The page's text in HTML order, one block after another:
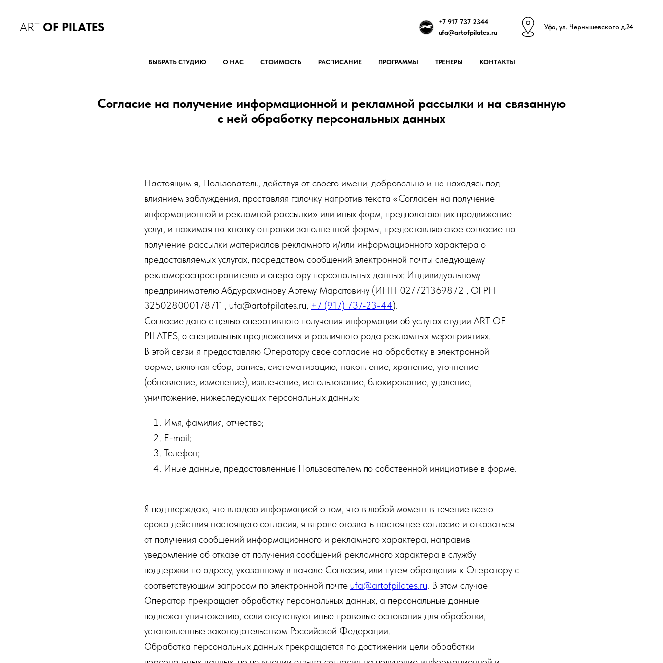
ART OF PILATES
+7 917 737 2344
ufa@artofpilates.ru
Уфа, ул. Чернышевского д.24
ВЫБРАТЬ СТУДИЮ О НАС СТОИМОСТЬ РАСПИСАНИЕ ПРОГРАММЫ ТРЕНЕРЫ КОНТАКТЫ
Согласие на получение информационной и рекламной рассылки и на связанную
с ней обработку персональных данных
Настоящим я, Пользователь, действуя от своего имени, добровольно и не находясь под
влиянием заблуждения, проставляя галочку напротив текста «Согласен на получение
информационной и рекламной рассылки» или иных форм, предполагающих продвижение
услуг, и нажимая на кнопку отправки заполненной формы, предоставляю свое согласие на
получение рассылки материалов рекламного и/или информационного характера о
предоставляемых услугах, посредством сообщений электронной почты следующему
рекламораспространителю и оператору персональных данных: Индивидуальному
предпринимателю Абдурахманову Артему Маратовичу (ИНН 027721369872 , ОГРН
325028000178711 , ufa@artofpilates.ru, +7 (917) 737-23-44).
Согласие дано с целью оперативного получения информации об услугах студии ART OF
PILATES, о специальных предложениях и различного рода рекламных мероприятиях.
В этой связи я предоставляю Оператору свое согласие на обработку в электронной
форме, включая сбор, запись, систематизацию, накопление, хранение, уточнение
(обновление, изменение), извлечение, использование, блокирование, удаление,
уничтожение, нижеследующих персональных данных:
Имя, фамилия, отчество;
E-mail;
Телефон;
Иные данные, предоставленные Пользователем по собственной инициативе в форме.
Я подтверждаю, что владею информацией о том, что в любой момент в течение всего
срока действия настоящего согласия, я вправе отозвать настоящее согласие и отказаться
от получения сообщений информационного и рекламного характера, направив
уведомление об отказе от получения сообщений рекламного характера в службу
поддержки по адресу, указанному в начале Согласия, или путем обращения к Оператору с
соответствующим запросом по электронной почте ufa@artofpilates.ru. В этом случае
Оператор прекращает обработку персональных данных, а персональные данные
подлежат уничтожению, если отсутствуют иные правовые основания для обработки,
установленные законодательством Российской Федерации.
Обработка персональных данных прекращается по достижении цели обработки